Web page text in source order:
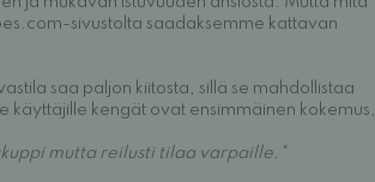
sivustolta saadaksemme kattavan
saa paljon kiitosta, sillä se mahdollistaa
käyttäjille kengät ovat ensimmäinen kokemus,
mutta reilusti tilaa varpaille."